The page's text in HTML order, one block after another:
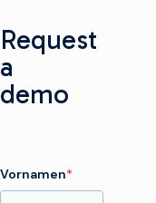
Request
a
demo
Vornamen*